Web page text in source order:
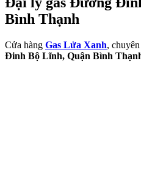
Bình Thạnh
Cửa hàng Gas Lửa Xanh,
Đinh Bộ Lĩnh, Quận Bình